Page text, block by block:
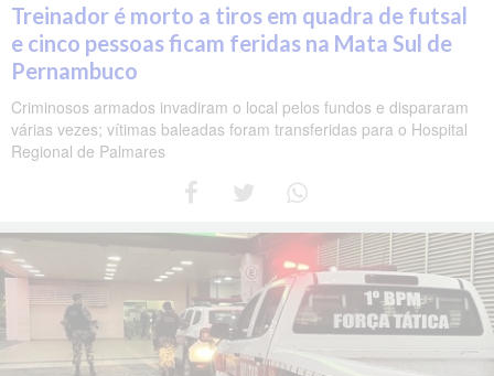
Treinador é morto a tiros em quadra de futsal
e cinco pessoas ficam feridas na Mata Sul de
Pernambuco
Criminosos armados invadiram o local pelos fundos e dispararam
várias vezes; vítimas baleadas foram transferidas para o Hospital
Regional de Palmares